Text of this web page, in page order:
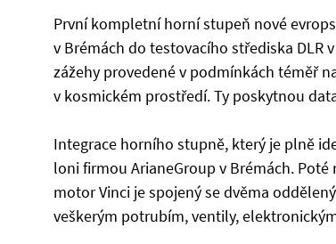
První kompletní horní stupeň nové
v Brémách do testovacího střediska DLR
zážehy provedené v podmínkách téměř
v kosmickém prostředí. Ty poskytnou
Integrace horního stupně, který je plně
loni firmou ArianeGroup v Brémách.
motor Vinci je spojený se dvěma
veškerým potrubím, ventily,